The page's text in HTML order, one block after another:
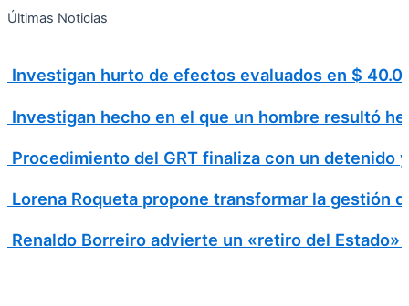
Ir
Últimas Noticias
Investigan hurto de efectos evaluados en $
Investigan hecho en el que un hombre resultó
Procedimiento del GRT finaliza con un detenido
Lorena Roqueta propone transformar la gestión
Renaldo Borreiro advierte un «retiro del
Search